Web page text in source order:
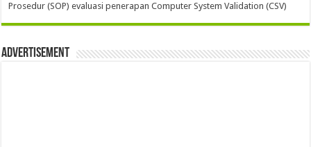
Prosedur (SOP) evaluasi penerapan Computer System Validation (CSV)
Advertisement